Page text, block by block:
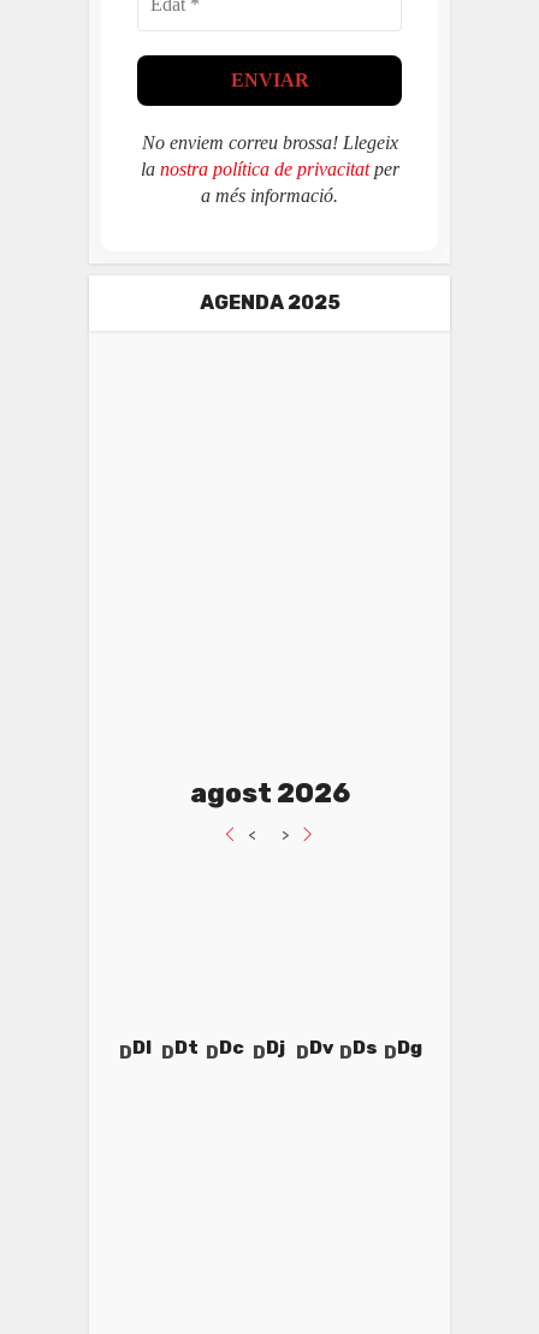
No enviem correu brossa! Llegeix
la nostra política de privacitatper
a més informació.
AGENDA 2025
<
agost 2026
>
Dl Dt Dc Dj Dv Ds Dg